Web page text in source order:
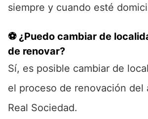
siempre y cuando esté
⚽ ¿Puedo cambiar de
de renovar?
Sí, es posible cambiar de
el proceso de renovación del
Real Sociedad.